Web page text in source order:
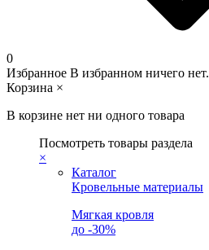
0
Избранное В избранном ничего нет.
Корзина ×
В корзине нет ни одного товара
Посмотреть товары раздела
×
Каталог
Кровельные материалы
Мягкая кровля
до -30%